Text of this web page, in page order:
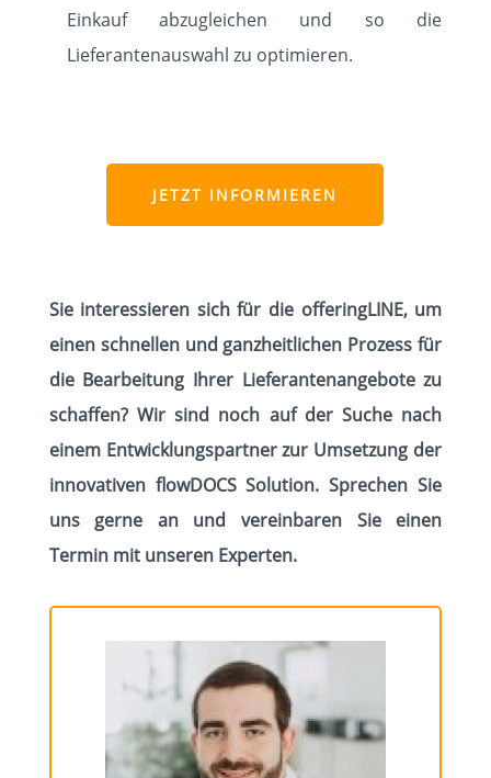
Einkauf abzugleichen und so die
Lieferantenauswahl zu optimieren.
JETZT INFORMIEREN
Sie interessieren sich für die offeringLINE, um
einen schnellen und ganzheitlichen Prozess für
die Bearbeitung Ihrer Lieferantenangebote zu
schaffen? Wir sind noch auf der Suche nach
einem Entwicklungspartner zur Umsetzung der
innovativen flowDOCS Solution. Sprechen Sie
uns gerne an und vereinbaren Sie einen
Termin mit unseren Experten.